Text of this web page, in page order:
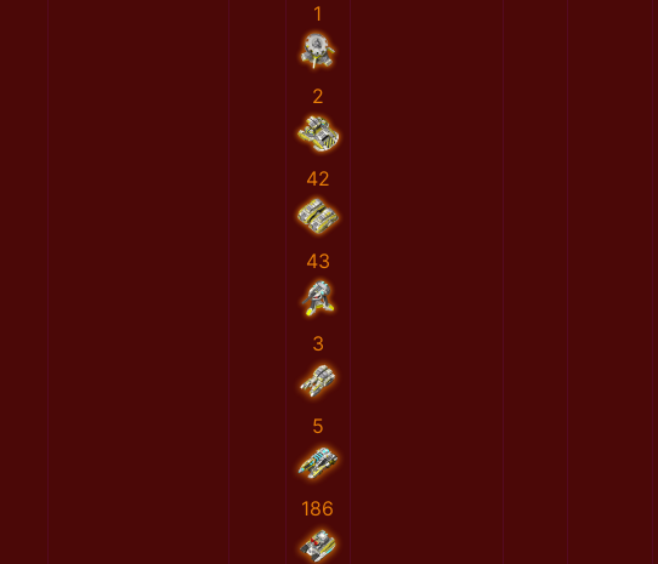
1
2
42
43
3
5
186